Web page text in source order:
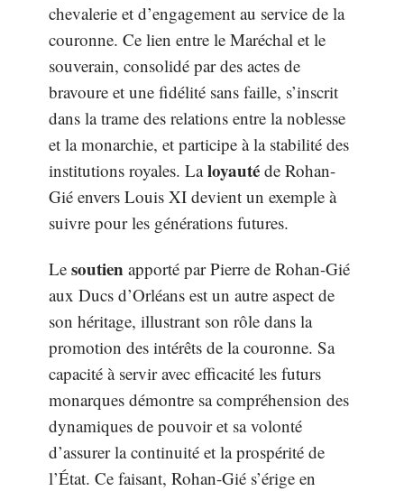
chevalerie et d’engagement au service de la
couronne. Ce lien entre le Maréchal et le
souverain, consolidé par des actes de
bravoure et une fidélité sans faille, s’inscrit
dans la trame des relations entre la noblesse
et la monarchie, et participe à la stabilité des
institutions royales. Laloyauté de Rohan-
Gié envers Louis XI devient un exemple à
suivre pour les générations futures.
Le soutien apporté par Pierre de Rohan-Gié
aux Ducs d’Orléans est un autre aspect de
son héritage, illustrant son rôle dans la
promotion des intérêts de la couronne. Sa
capacité à servir avec efficacité les futurs
monarques démontre sa compréhension des
dynamiques de pouvoir et sa volonté
d’assurer la continuité et la prospérité de
l’État. Ce faisant, Rohan-Gié s’érige en